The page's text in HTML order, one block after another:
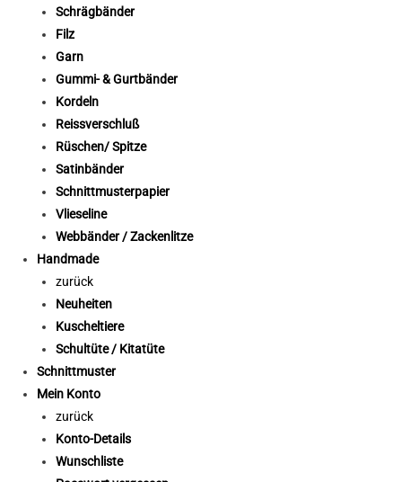
Schrägbänder
Filz
Garn
Gummi- & Gurtbänder
Kordeln
Reissverschluß
Rüschen/ Spitze
Satinbänder
Schnittmusterpapier
Vlieseline
Webbänder / Zackenlitze
Handmade
zurück
Neuheiten
Kuscheltiere
Schultüte / Kitatüte
Schnittmuster
Mein Konto
zurück
Konto-Details
Wunschliste